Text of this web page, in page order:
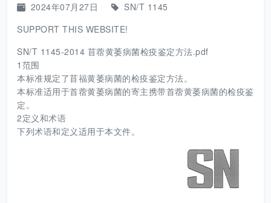
2024年07月27日
SN/T 1145
SUPPORT THIS WEBSITE!
SN/T 1145-2014 苜蓿黄萎病菌检疫鉴定方法.pdf
1范围
本标准规定了苜福黄萎病菌的检疫鉴定方法。
本标准适用于首蓿黄萎病菌的寄主携带首蓿黄萎病菌的检疫鉴
定。
2定义和术语
下列术语和定义适用于本文件。